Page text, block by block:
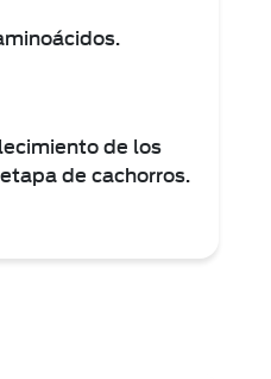
de los
de cachorros.